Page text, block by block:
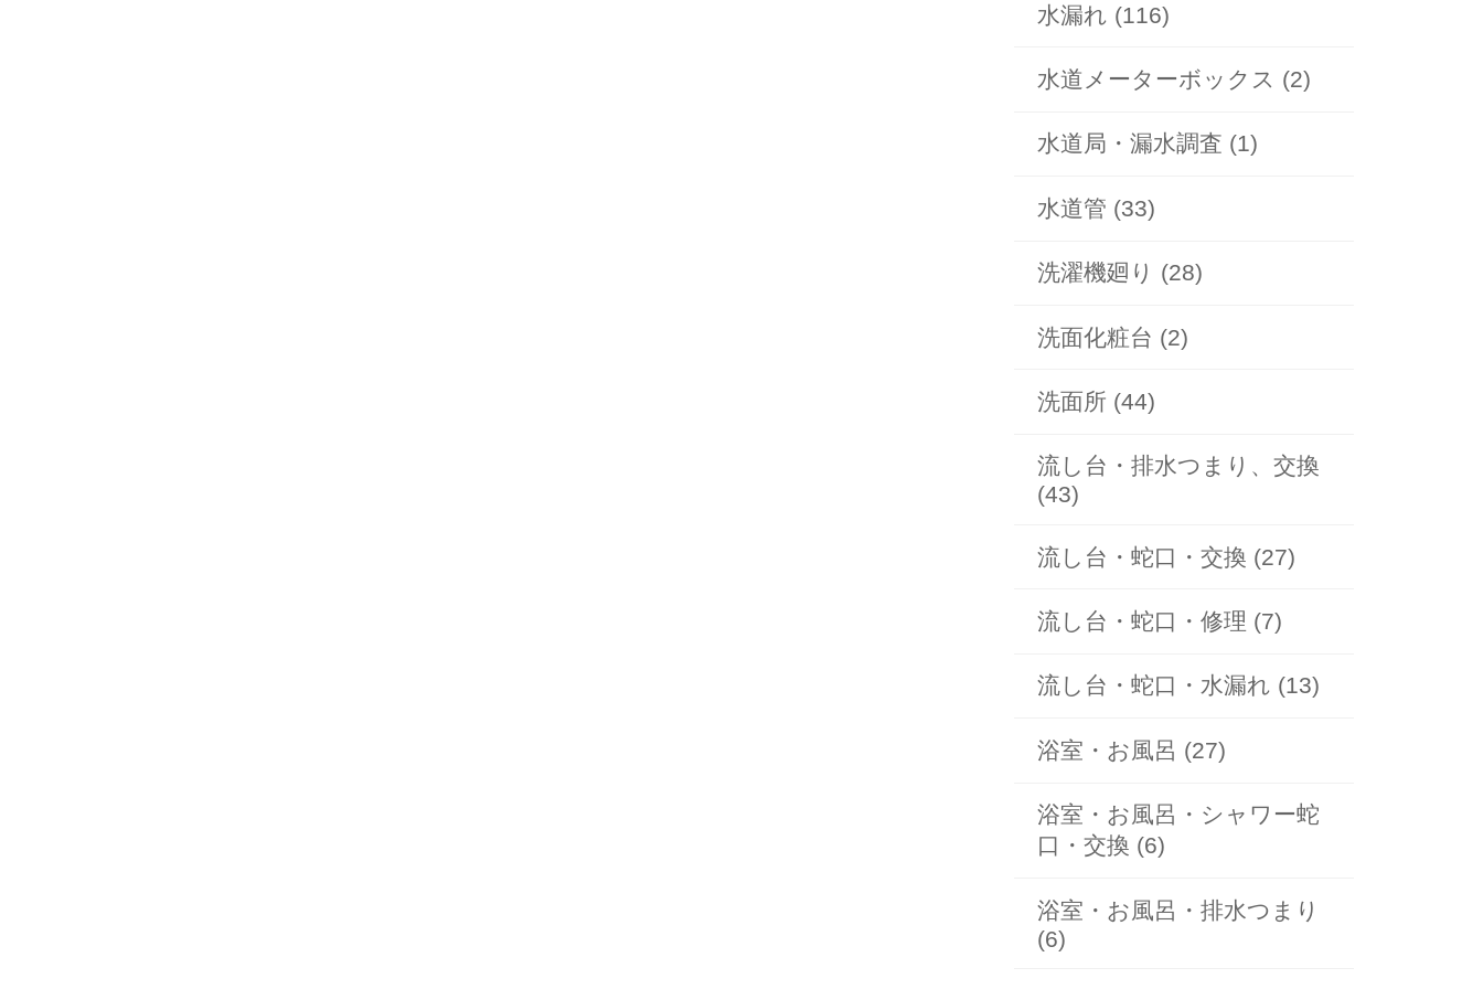
水漏れ (116)
水道メーターボックス (2)
水道局・漏水調査 (1)
水道管 (33)
洗濯機廻り (28)
洗面化粧台 (2)
洗面所 (44)
流し台・排水つまり、交換
(43)
流し台・蛇口・交換 (27)
流し台・蛇口・修理 (7)
流し台・蛇口・水漏れ (13)
浴室・お風呂 (27)
浴室・お風呂・シャワー蛇
口・交換 (6)
浴室・お風呂・排水つまり
(6)